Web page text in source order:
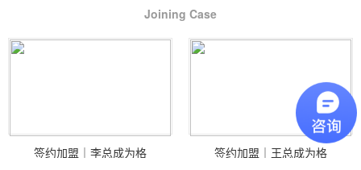
Joining Case
签约加盟｜李总成为格 签约加盟｜王总成为格